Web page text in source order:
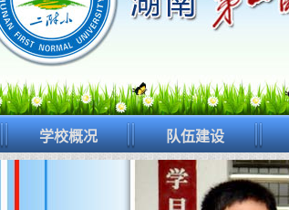
学校概况 队伍建设